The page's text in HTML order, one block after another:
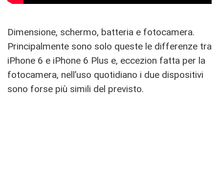
Dimensione, schermo, batteria e fotocamera.
Principalmente sono solo queste le differenze tra
iPhone 6 e iPhone 6 Plus e, eccezion fatta per la
fotocamera, nell’uso quotidiano i due dispositivi
sono forse più simili del previsto.